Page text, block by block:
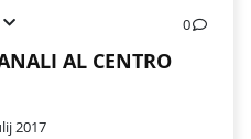
0
AL CENTRO
2017